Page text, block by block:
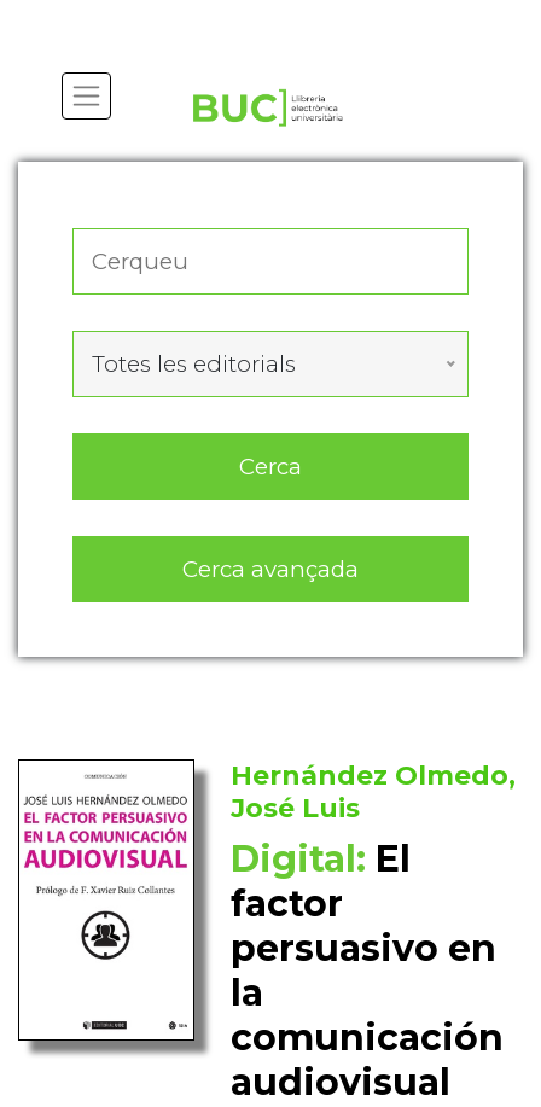
Totes les editorials
Cerca
Cerca avançada
Hernández Olmedo,
José Luis
Digital: El
factor
persuasivo en
la
comunicación
audiovisual